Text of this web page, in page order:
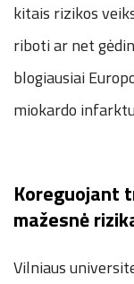
kitais rizikos
riboti ar net
blogiausiai
miokardo
Koreguojant
mažesnė
Vilniaus